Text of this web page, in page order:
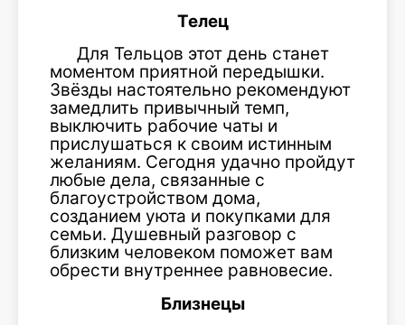
Телец
Для Тельцов этот день станет
моментом приятной передышки.
Звёзды настоятельно рекомендуют
замедлить привычный темп,
выключить рабочие чаты и
прислушаться к своим истинным
желаниям. Сегодня удачно пройдут
любые дела, связанные с
благоустройством дома,
созданием уюта и покупками для
семьи. Душевный разговор с
близким человеком поможет вам
обрести внутреннее равновесие.
Близнецы